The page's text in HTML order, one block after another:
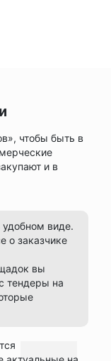
чтобы быть в
и в
удобном виде.
о заказчике
вы
тендеры на